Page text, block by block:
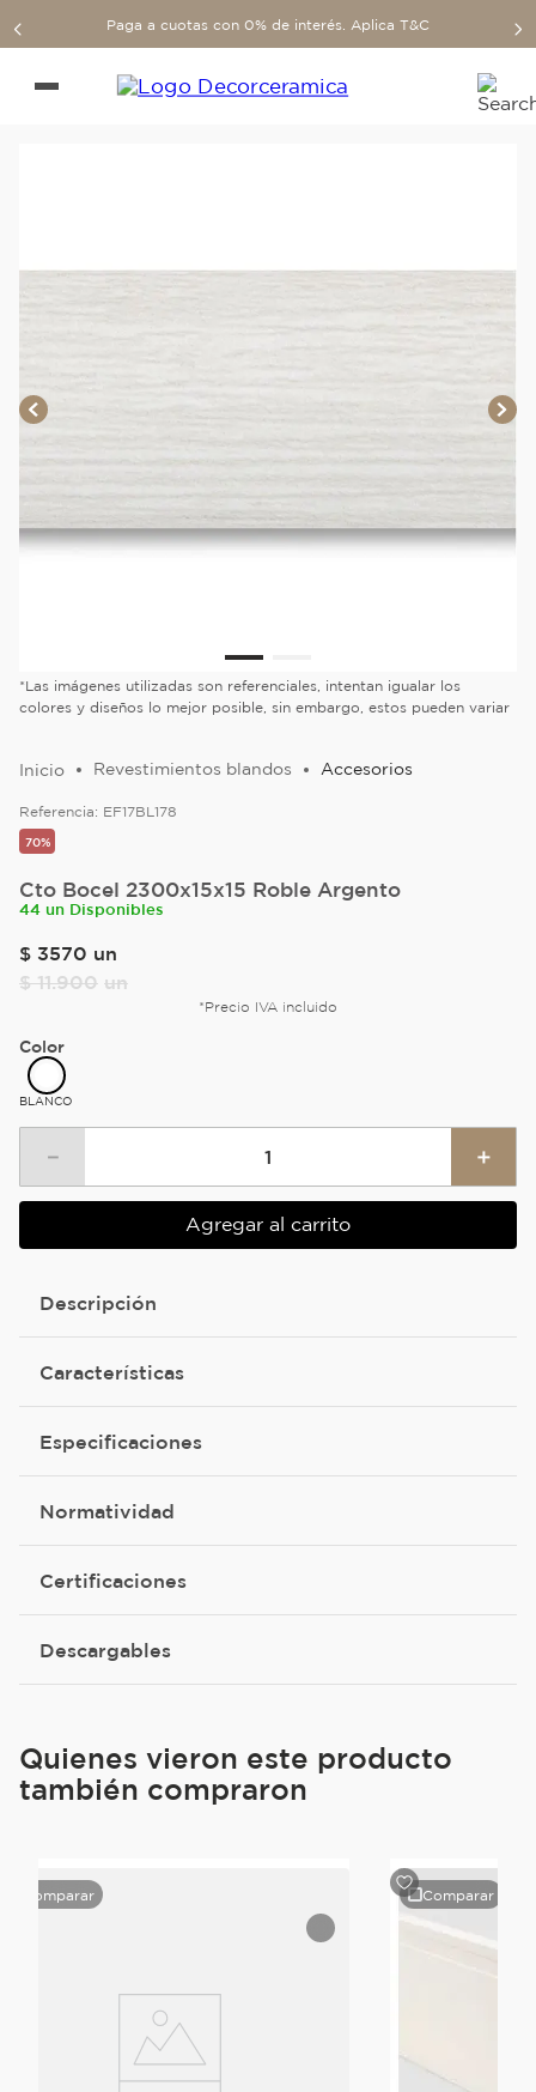
Paga a cuotas con 0% de interés. Aplica T&C
*Las imágenes utilizadas son referenciales, intentan igualar los
colores y diseños lo mejor posible, sin embargo, estos pueden variar
Revestimientos blandos Accesorios
Referencia: EF17BL178
70%
Cto Bocel 2300x15x15 Roble Argento
44 un Disponibles
$ 3570 un
$ 11.900 un
*Precio IVA incluido
Color
BLANCO
＋
－
Agregar al carrito
Descripción
Características
Especificaciones
Normatividad
Certificaciones
Descargables
Quienes vieron este producto
también compraron
Comparar Comparar